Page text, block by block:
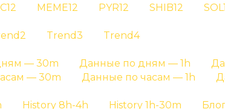
MEME12 PYR12 SHIB12
Trend3
Trend4
— 30m
Данные по дням — 1h
— 30m
Данные по часам — 1h
History 8h-4h History 1h-30m